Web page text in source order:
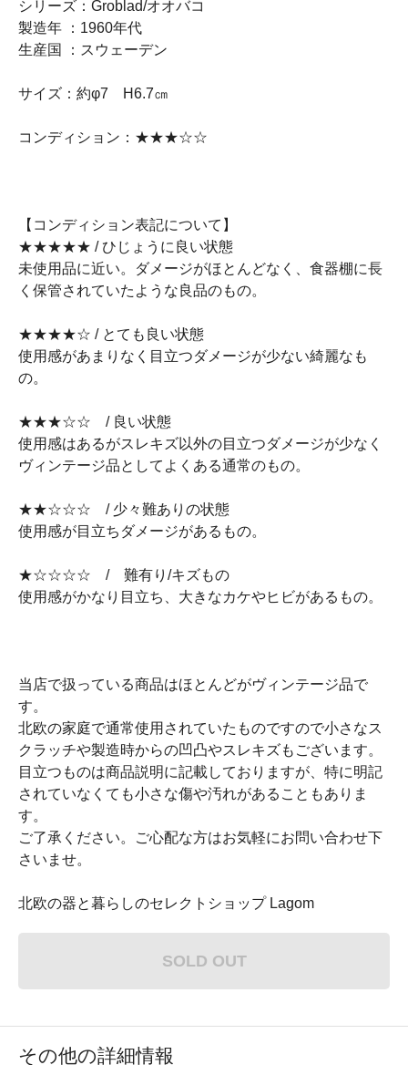
シリーズ：Groblad/オオバコ
製造年 ：1960年代
生産国 ：スウェーデン
サイズ：約φ7 H6.7㎝
コンディション：★★★☆☆
【コンディション表記について】
★★★★★ / ひじょうに良い状態
未使用品に近い。ダメージがほとんどなく、食器棚に長
く保管されていたような良品のもの。
★★★★☆ / とても良い状態
使用感があまりなく目立つダメージが少ない綺麗なも
の。
★★★☆☆ / 良い状態
使用感はあるがスレキズ以外の目立つダメージが少なく
ヴィンテージ品としてよくある通常のもの。
★★☆☆☆ / 少々難ありの状態
使用感が目立ちダメージがあるもの。
★☆☆☆☆ / 難有り/キズもの
使用感がかなり目立ち、大きなカケやヒビがあるもの。
当店で扱っている商品はほとんどがヴィンテージ品で
す。
北欧の家庭で通常使用されていたものですので小さなス
クラッチや製造時からの凹凸やスレキズもございます。
目立つものは商品説明に記載しておりますが、特に明記
されていなくても小さな傷や汚れがあることもありま
す。
ご了承ください。ご心配な方はお気軽にお問い合わせ下
さいませ。
北欧の器と暮らしのセレクトショップ Lagom
SOLD OUT
その他の詳細情報